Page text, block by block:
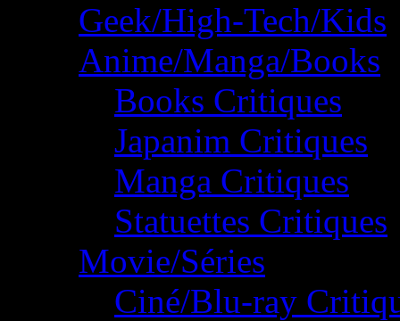
Geek/High-Tech/Kids
Anime/Manga/Books
Books Critiques
Japanim Critiques
Manga Critiques
Statuettes Critiques
Movie/Séries
Ciné/Blu-ray